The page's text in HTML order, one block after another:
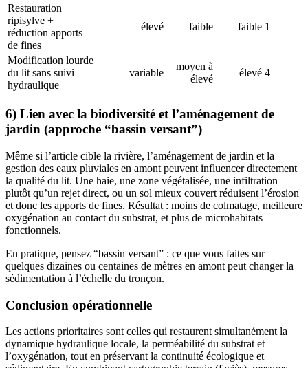
Restauration
ripisylve +
réduction apports
de fines
élevé faible faible 1
Modification lourde
du lit sans suivi
hydraulique
variable
moyen à
élevé
élevé 4
6) Lien avec la biodiversité et l’aménagement de
jardin (approche “bassin versant”)
Même si l’article cible la rivière, l’aménagement de jardin et la
gestion des eaux pluviales en amont peuvent influencer directement
la qualité du lit. Une haie, une zone végétalisée, une infiltration
plutôt qu’un rejet direct, ou un sol mieux couvert réduisent l’érosion
et donc les apports de fines. Résultat : moins de colmatage, meilleure
oxygénation au contact du substrat, et plus de microhabitats
fonctionnels.
En pratique, pensez “bassin versant” : ce que vous faites sur
quelques dizaines ou centaines de mètres en amont peut changer la
sédimentation à l’échelle du tronçon.
Conclusion opérationnelle
Les actions prioritaires sont celles qui restaurent simultanément la
dynamique hydraulique locale, la perméabilité du substrat et
l’oxygénation, tout en préservant la continuité écologique et